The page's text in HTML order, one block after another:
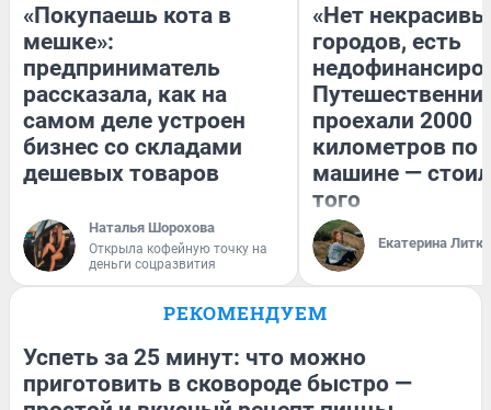
«Покупаешь кота в
мешке»:
предприниматель
рассказала, как на
самом деле устроен
бизнес со складами
дешевых товаров
Наталья Шорохова
Открыла кофейную точку на
деньги соцразвития
«Нет
городов, есть
проехали 2000
километров по
машине —
того
Екатерина
РЕКОМЕНДУЕМ
Успеть за 25 минут: что можно
приготовить в сковороде быстро —